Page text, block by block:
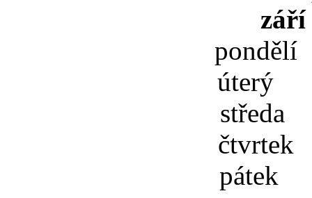
září
úterý
středa
čtvrtek
pátek